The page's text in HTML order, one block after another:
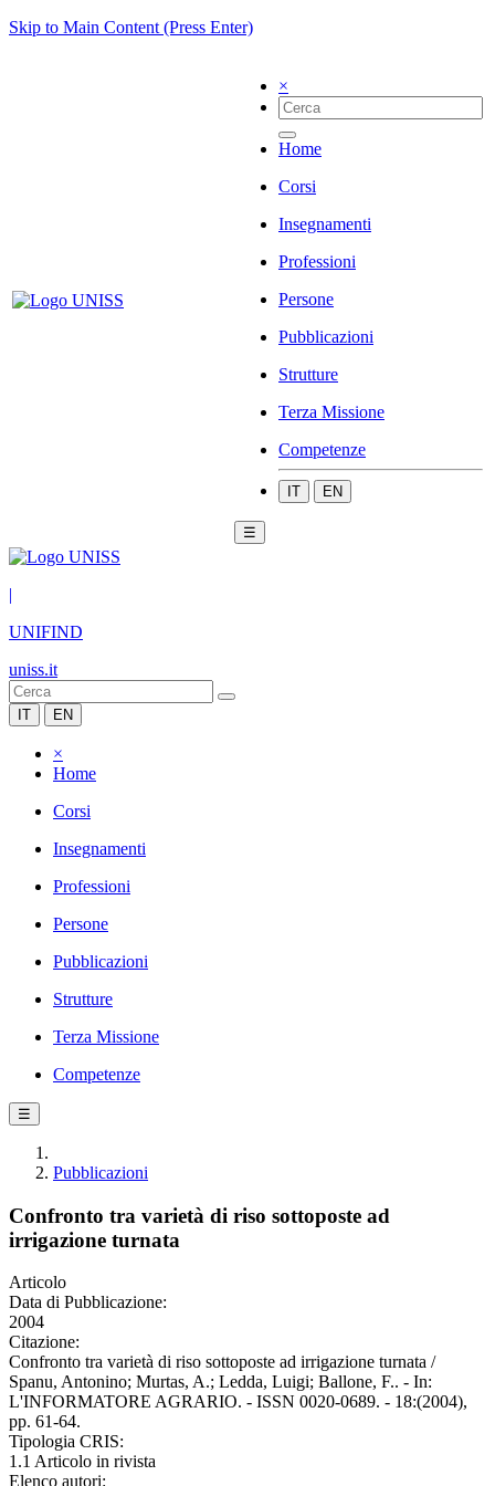
Skip to Main Content (Press Enter)
×
Home
Corsi
Insegnamenti
Professioni
Persone
Pubblicazioni
Strutture
Terza Missione
Competenze
IT EN
☰
|
UNIFIND
uniss.it
IT EN
×
Home
Corsi
Insegnamenti
Professioni
Persone
Pubblicazioni
Strutture
Terza Missione
Competenze
☰
Pubblicazioni
Confronto tra varietà di riso sottoposte ad
irrigazione turnata
Articolo
Data di Pubblicazione:
2004
Citazione:
Confronto tra varietà di riso sottoposte ad irrigazione turnata /
Spanu, Antonino; Murtas, A.; Ledda, Luigi; Ballone, F.. - In:
L'INFORMATORE AGRARIO. - ISSN 0020-0689. - 18:(2004),
pp. 61-64.
Tipologia CRIS:
1.1 Articolo in rivista
Elenco autori: